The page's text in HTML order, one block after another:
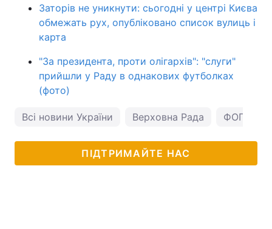
Заторів не уникнути: сьогодні у центрі Києва
обмежать рух, опубліковано список вулиць і
карта
"За президента, проти олігархів": "слуги"
прийшли у Раду в однакових футболках
(фото)
Всі новини України Верховна Рада ФОП
ПІДТРИМАЙТЕ НАС